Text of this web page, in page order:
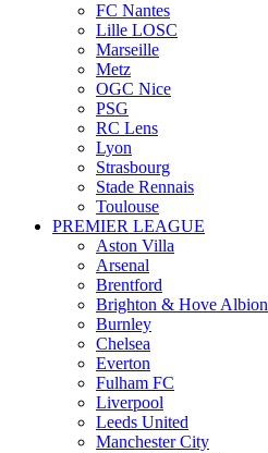
FC Nantes
Lille LOSC
Marseille
Metz
OGC Nice
PSG
RC Lens
Lyon
Strasbourg
Stade Rennais
Toulouse
PREMIER LEAGUE
Aston Villa
Arsenal
Brentford
Brighton & Hove Albion
Burnley
Chelsea
Everton
Fulham FC
Liverpool
Leeds United
Manchester City